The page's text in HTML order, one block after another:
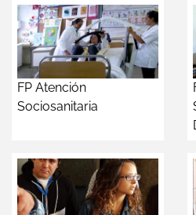
FP Atención
Sociosanitaria